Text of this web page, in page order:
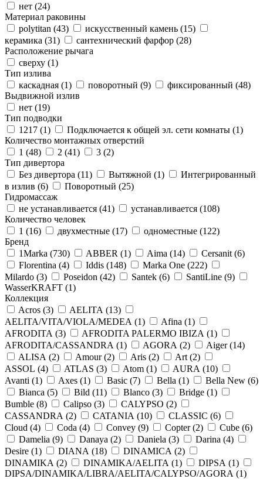
нет (24)
Материал раковины
polytitan (43) искусственный камень (15)
керамика (31) сантехнический фарфор (28)
Расположение рычага
сверху (1)
Тип излива
каскадная (1) поворотный (9) фиксированный (48)
Выдвижной излив
нет (19)
Тип подводки
1217 (1) Подключается к общей эл. сети комнаты (1)
Количество монтажных отверстий
1 (48) 2 (41) 3 (2)
Тип дивертора
Без дивертора (11) Вытяжной (1)
Интегрированный
в излив (6) Поворотный (25)
Гидромассаж
не устанавливается (41) устанавливается (108)
Количество человек
1 (16) двухместные (17) одноместные (122)
Бренд
1Marka (730) ABBER (1) Aima (14) Cersanit (6)
Florentina (4) Iddis (148) Marka One (222)
Milardo (3) Poseidon (42) Santek (6) SantiLine (9)
WasserKRAFT (1)
Коллекция
Acros (3) AELITA (13)
AELITA/VITA/VIOLA/MEDEA (1) Afina (1)
AFRODITA (3) AFRODITA PALERMO IBIZA (1)
AFRODITA/CASSANDRA (1) AGORA (2) Aiger (14)
ALISA (2) Amour (2) Aris (2) Art (2)
ASSOL (4) ATLAS (3) Atom (1) AURA (10)
Avanti (1) Axes (1) Basic (7) Bella (1) Bella New (6)
Bianca (5) Bild (11) Blanco (3) Bridge (1)
Bumble (8) Calipso (3) CALYPSO (2)
CASSANDRA (2) CATANIA (10) CLASSIC (6)
Cloud (4) Coda (4) Convey (9) Copter (2) Cube (6)
Damelia (9) Danaya (2) Daniela (3) Darina (4)
Desire (1) DIANA (18) DINAMICA (2)
DINAMIKA (2) DINAMIKA/AELITA (1) DIPSA (1)
DIPSA/DINAMIKA/LIBRA/AELITA/CALYPSO/AGORA (1)